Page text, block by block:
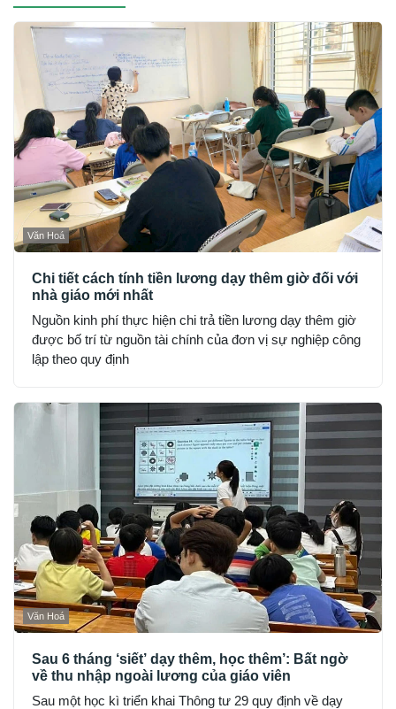
Văn Hoá
Chi tiết cách tính tiền lương dạy thêm giờ đối với
nhà giáo mới nhất
Nguồn kinh phí thực hiện chi trả tiền lương dạy thêm giờ
được bố trí từ nguồn tài chính của đơn vị sự nghiệp công
lập theo quy định
Văn Hoá
Sau 6 tháng ‘siết’ dạy thêm, học thêm’: Bất ngờ
về thu nhập ngoài lương của giáo viên
Sau một học kì triển khai Thông tư 29 quy định về dạy